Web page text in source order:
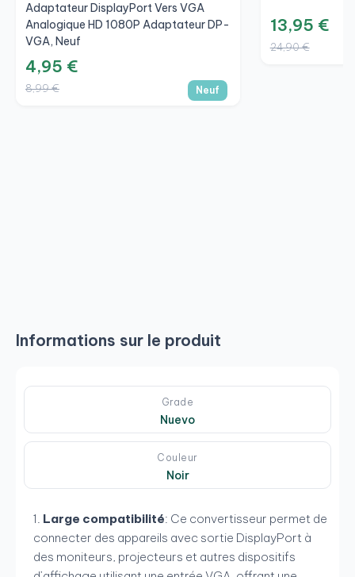
Adaptateur DisplayPort Vers VGA
Analogique HD 1080P Adaptateur DP-
VGA, Neuf
4,95 €
8,99 € Neuf
13,95 €
24,90 €
Informations sur le produit
Grade
Nuevo
Couleur
Noir
Large compatibilité: Ce convertisseur permet de
connecter des appareils avec sortie DisplayPort à
des moniteurs, projecteurs et autres dispositifs